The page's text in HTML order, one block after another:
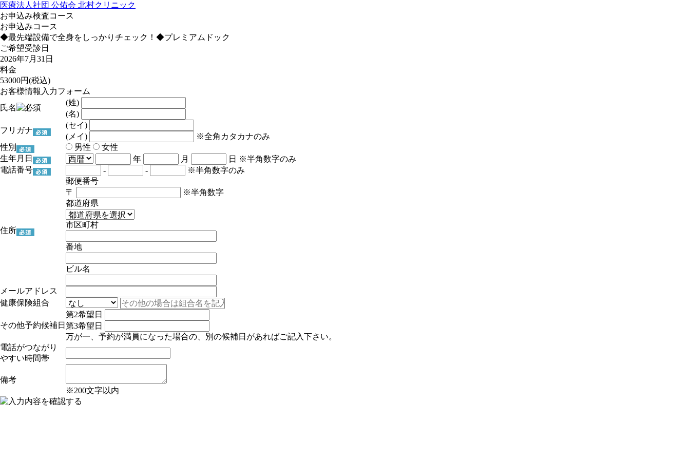
医療法人社団 公佑会 北村クリニック
お申込み検査コース
お申込みコース
◆最先端設備で全身をしっかりチェック！◆プレミアムドック
ご希望受診日
2026年7月31日
料金
53000円(税込)
お客様情報入力フォーム
氏名
(姓)
(名)
フリガナ
(セイ)
(メイ)
※全角カタカナのみ
性別
男性
女性
生年月日
年 月 日 ※半角数字のみ
電話番号
- - ※半角数字のみ
住所
郵便番号
〒
※半角数字
都道府県
市区町村
番地
ビル名
メールアドレス
健康保険組合
その他予約候補日
第2希望日
第3希望日
万が一、予約が満員になった場合の、別の候補日があればご記入下さい。
電話がつながり
やすい時間帯
備考
※200文字以内